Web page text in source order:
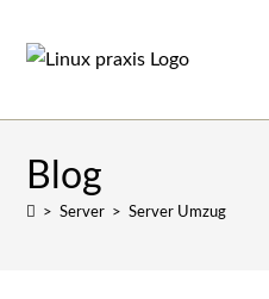
Inhalt
Blog
> Server > Server Umzug